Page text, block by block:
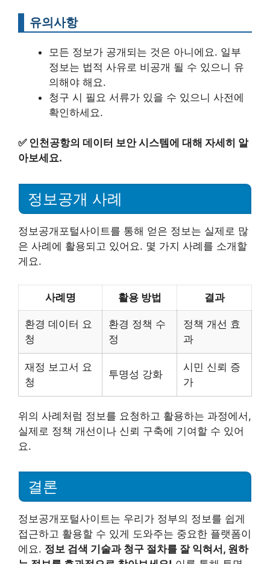
유의사항
모든 정보가 공개되는 것은 아니에요. 일부
정보는 법적 사유로 비공개 될 수 있으니 유
의해야 해요.
청구 시 필요 서류가 있을 수 있으니 사전에
확인하세요.
✅ 인천공항의 데이터 보안 시스템에 대해 자세히 알
아보세요.
정보공개 사례
정보공개포털사이트를 통해 얻은 정보는 실제로 많
은 사례에 활용되고 있어요. 몇 가지 사례를 소개할
게요.
사례명 활용 방법 결과
환경 데이터 요
청
환경 정책 수
정
정책 개선 효
과
재정 보고서 요
청
투명성 강화
시민 신뢰 증
가
위의 사례처럼 정보를 요청하고 활용하는 과정에서,
실제로 정책 개선이나 신뢰 구축에 기여할 수 있어
요.
결론
정보공개포털사이트는 우리가 정부의 정보를 쉽게
접근하고 활용할 수 있게 도와주는 중요한 플랫폼이
에요. 정보 검색 기술과 청구 절차를 잘 익혀서, 원하